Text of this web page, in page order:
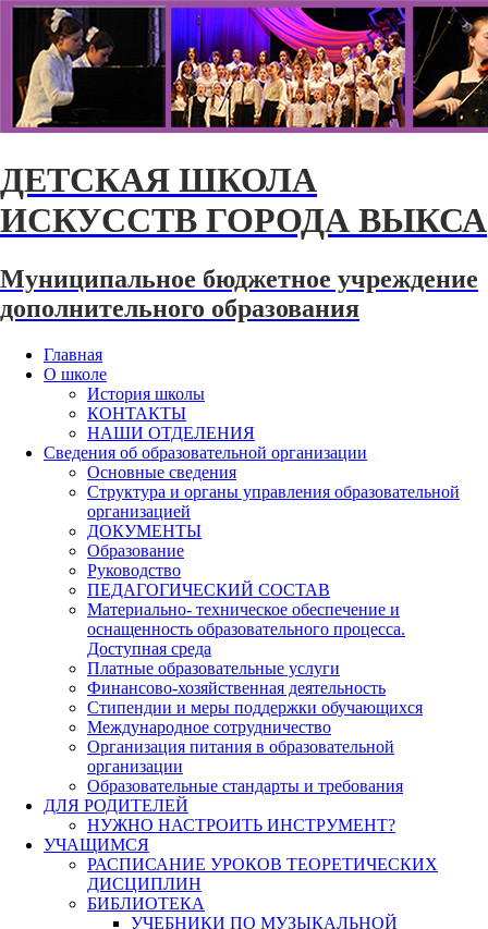
ДЕТСКАЯ ШКОЛА
ИСКУССТВ ГОРОДА ВЫКСА
Муниципальное бюджетное учреждение
дополнительного образования
Главная
О школе
История школы
КОНТАКТЫ
НАШИ ОТДЕЛЕНИЯ
Сведения об образовательной организации
Основные сведения
Структура и органы управления образовательной
организацией
ДОКУМЕНТЫ
Образование
Руководство
ПЕДАГОГИЧЕСКИЙ СОСТАВ
Материально- техническое обеспечение и
оснащенность образовательного процесса.
Доступная среда
Платные образовательные услуги
Финансово-хозяйственная деятельность
Стипендии и меры поддержки обучающихся
Международное сотрудничество
Организация питания в образовательной
организации
Образовательные стандарты и требования
ДЛЯ РОДИТЕЛЕЙ
НУЖНО НАСТРОИТЬ ИНСТРУМЕНТ?
УЧАЩИМСЯ
РАСПИСАНИЕ УРОКОВ ТЕОРЕТИЧЕСКИХ
ДИСЦИПЛИН
БИБЛИОТЕКА
УЧЕБНИКИ ПО МУЗЫКАЛЬНОЙ